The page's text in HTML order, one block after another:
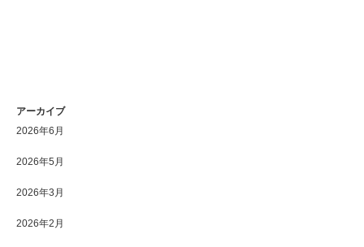
アーカイブ
2026年6月
2026年5月
2026年3月
2026年2月